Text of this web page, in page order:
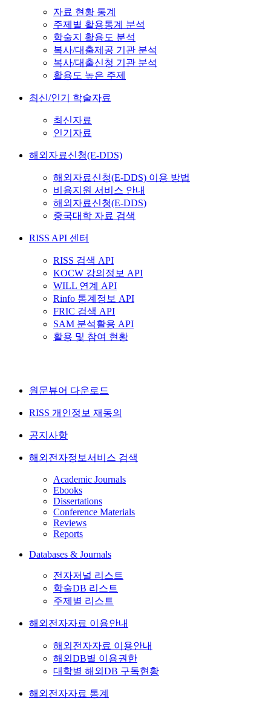
자료 현황 통계
주제별 활용통계 분석
학술지 활용도 분석
복사/대출제공 기관 분석
복사/대출신청 기관 분석
활용도 높은 주제
최신/인기 학술자료
최신자료
인기자료
해외자료신청(E-DDS)
해외자료신청(E-DDS) 이용 방법
비용지원 서비스 안내
해외자료신청(E-DDS)
중국대학 자료 검색
RISS API 센터
RISS 검색 API
KOCW 강의정보 API
WILL 연계 API
Rinfo 통계정보 API
FRIC 검색 API
SAM 분석활용 API
활용 및 참여 현황
원문뷰어 다운로드
RISS 개인정보 재동의
공지사항
해외전자정보서비스 검색
Academic Journals
Ebooks
Dissertations
Conference Materials
Reviews
Reports
Databases & Journals
전자저널 리스트
학술DB 리스트
주제별 리스트
해외전자자료 이용안내
해외전자자료 이용안내
해외DB별 이용권한
대학별 해외DB 구독현황
해외전자자료 통계